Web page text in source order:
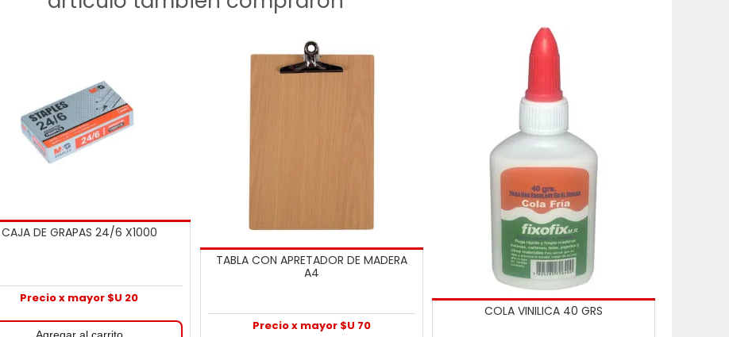
CAJA DE GRAPAS 24/6 X1000
Precio x mayor $U 20
TABLA CON APRETADOR DE MADERA
A4
Precio x mayor $U 70
COLA VINILICA 40 GRS